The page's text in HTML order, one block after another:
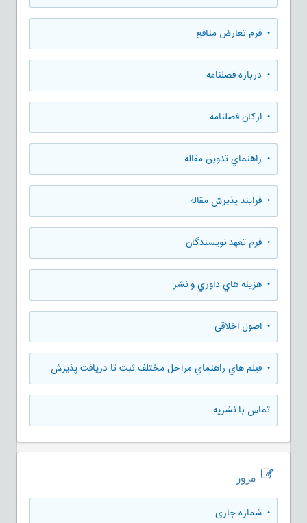
• فرم تعارض منافع
• درباره فصلنامه
• ارکان فصلنامه
• راهنماي تدوين مقاله
• فرایند پذیرش مقاله
• فرم تعهد نويسندگان
• هزينه هاي داوري و نشر
• اصول اخلاقی
• فيلم هاي راهنماي مراحل مختلف ثبت تا دريافت پذيرش
تماس با نشریه
مرور
• شماره جاری